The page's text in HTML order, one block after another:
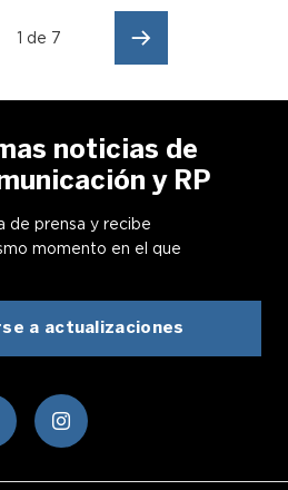
1 de 7
noticias de
y RP
de prensa y recibe
momento en el que
a actualizaciones